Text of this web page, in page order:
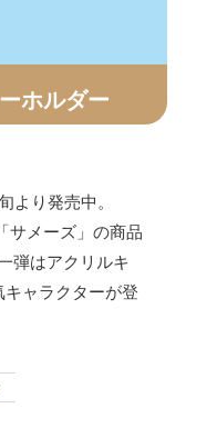
ホルダー
より発売中。
サメーズ」の商品
弾はアクリルキ
ャラクターが登